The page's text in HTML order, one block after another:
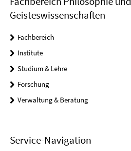
Geisteswissenschaften
Fachbereich
Institute
Studium & Lehre
Forschung
Verwaltung & Beratung
Service-Navigation